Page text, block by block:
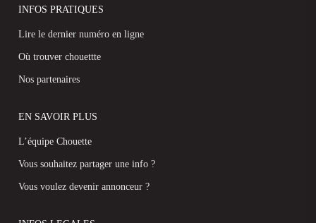
INFOS PRATIQUES
Lire le dernier numéro en ligne
Où trouver chouettte
Nos partenaires
EN SAVOIR PLUS
L’équipe Chouette
Vous souhaitez partager une info ?
Vous voulez devenir annonceur ?